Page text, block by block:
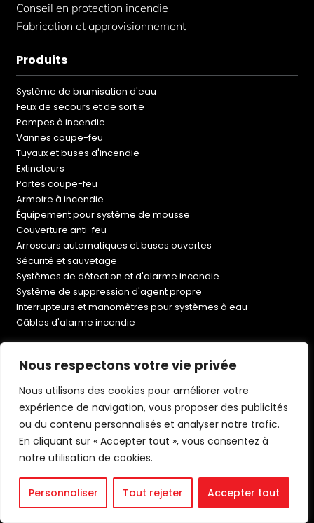
Nous respectons votre vie privée
Nous utilisons des cookies pour améliorer votre
expérience de navigation, vous proposer des publicités
ou du contenu personnalisés et analyser notre trafic.
En cliquant sur « Accepter tout », vous consentez à
notre utilisation de cookies.
Personnaliser Tout rejeter Accepter tout
Conseil en protection incendie
Fabrication et approvisionnement
Produits
Système de brumisation d'eau
Feux de secours et de sortie
Pompes à incendie
Vannes coupe-feu
Tuyaux et buses d'incendie
Extincteurs
Portes coupe-feu
Armoire à incendie
Équipement pour système de mousse
Couverture anti-feu
Arroseurs automatiques et buses ouvertes
Sécurité et sauvetage
Systèmes de détection et d'alarme incendie
Système de suppression d'agent propre
Interrupteurs et manomètres pour systèmes à eau
Câbles d'alarme incendie
Vous Avez Une Question ?
sales@lifeco-uk.com
+44 (0) 1902 798 706
Contactez-nous pour ouvrir un compte commercial.
Technique
Soutien